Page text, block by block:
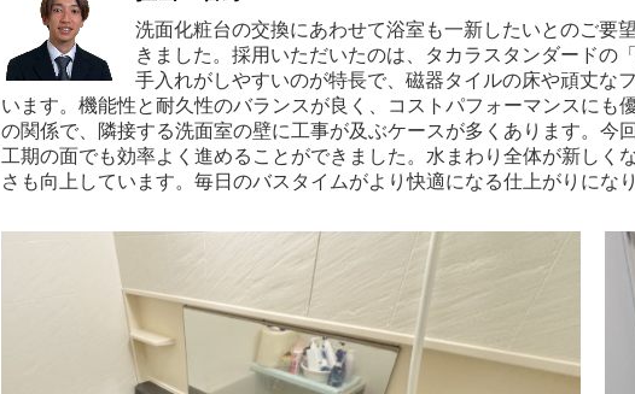
洗面化粧台の交換にあわせて浴室も一新したいとのご要
きました。採用いただいたのは、タカラスタンダードの
手入れがしやすいのが特長で、磁器タイルの床や頑丈な
います。機能性と耐久性のバランスが良く、コストパフォーマンスに
の関係で、隣接する洗面室の壁に工事が及ぶケースが多くあります。
工期の面でも効率よく進めることができました。水まわり全体が新し
さも向上しています。毎日のバスタイムがより快適になる仕上がりになり